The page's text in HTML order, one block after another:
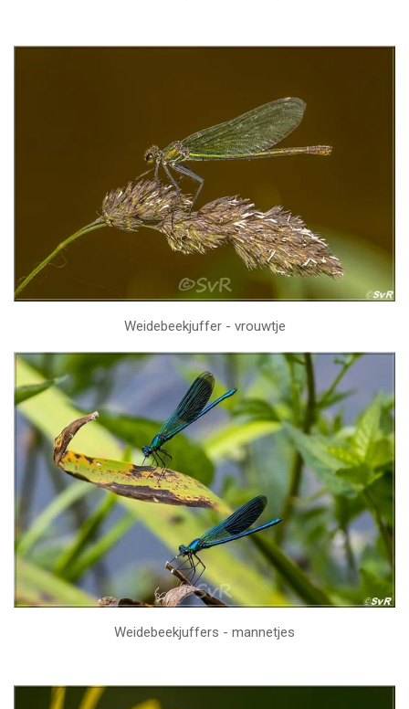
Weidebeekjuffer - vrouwtje
Weidebeekjuffers - mannetjes